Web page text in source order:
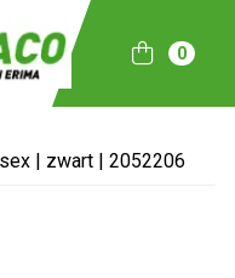
0
| zwart | 2052206